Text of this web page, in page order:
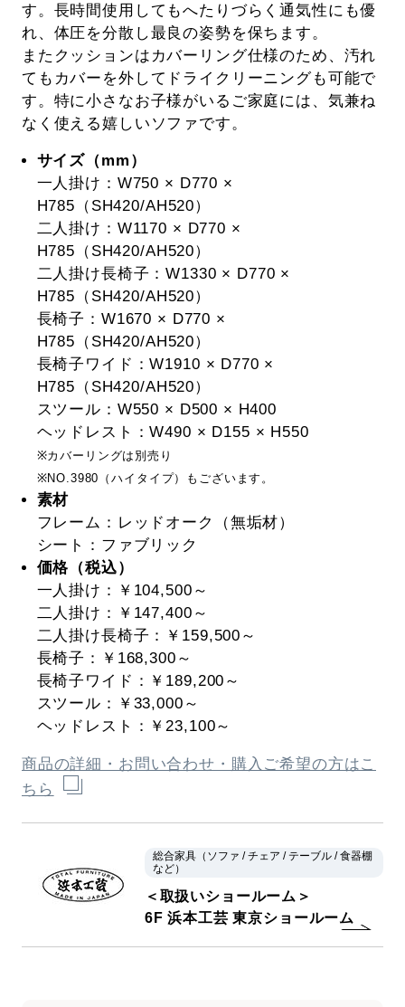
す。長時間使用してもへたりづらく通気性にも優
れ、体圧を分散し最良の姿勢を保ちます。
またクッションはカバーリング仕様のため、汚れ
てもカバーを外してドライクリーニングも可能で
す。特に小さなお子様がいるご家庭には、気兼ね
なく使える嬉しいソファです。
サイズ（mm）
一人掛け：W750 × D770 ×
H785（SH420/AH520）
二人掛け：W1170 × D770 ×
H785（SH420/AH520）
二人掛け長椅子：W1330 × D770 ×
H785（SH420/AH520）
長椅子：W1670 × D770 ×
H785（SH420/AH520）
長椅子ワイド：W1910 × D770 ×
H785（SH420/AH520）
スツール：W550 × D500 × H400
ヘッドレスト：W490 × D155 × H550
※カバーリングは別売り
※NO.3980（ハイタイプ）もございます。
素材
フレーム：レッドオーク（無垢材）
シート：ファブリック
価格（税込）
一人掛け：￥104,500～
二人掛け：￥147,400～
二人掛け長椅子：￥159,500～
長椅子：￥168,300～
長椅子ワイド：￥189,200～
スツール：￥33,000～
ヘッドレスト：￥23,100～
商品の詳細・お問い合わせ・購入ご希望の方はこ
ちら
総合家具（ソファ / チェア / テーブル / 食器棚
など）
＜取扱いショールーム＞
6F 浜本工芸 東京ショールーム